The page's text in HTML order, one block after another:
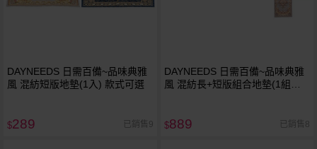
DAYNEEDS 日需百備~品味典雅
風 混紡短版地墊(1入) 款式可選
$289 已銷售9
DAYNEEDS 日需百備~品味典雅
風 混紡長+短版組合地墊(1組入)
$889 已銷售8